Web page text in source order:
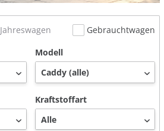
Jahreswagen
Gebrauchtwagen
Modell
Kraftstoffart